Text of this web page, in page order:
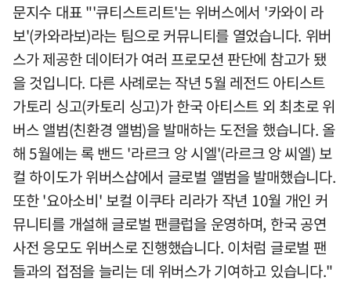
문지수 대표 "'큐티스트리트'는 위버스에서 '카와이 라
보'(카와라보)라는 팀으로 커뮤니티를 열었습니다. 위버
스가 제공한 데이터가 여러 프로모션 판단에 참고가 됐
을 것입니다. 다른 사례로는 작년 5월 레전드 아티스트
가토리 싱고(카토리 싱고)가 한국 아티스트 외 최초로 위
버스 앨범(친환경 앨범)을 발매하는 도전을 했습니다. 올
해 5월에는 록 밴드 '라르크 앙 시엘'(라르크 앙 씨엘) 보
컬 하이도가 위버스샵에서 글로벌 앨범을 발매했습니다.
또한 '요아소비' 보컬 이쿠타 리라가 작년 10월 개인 커
뮤니티를 개설해 글로벌 팬클럽을 운영하며, 한국 공연
사전 응모도 위버스로 진행했습니다. 이처럼 글로벌 팬
들과의 접점을 늘리는 데 위버스가 기여하고 있습니다."